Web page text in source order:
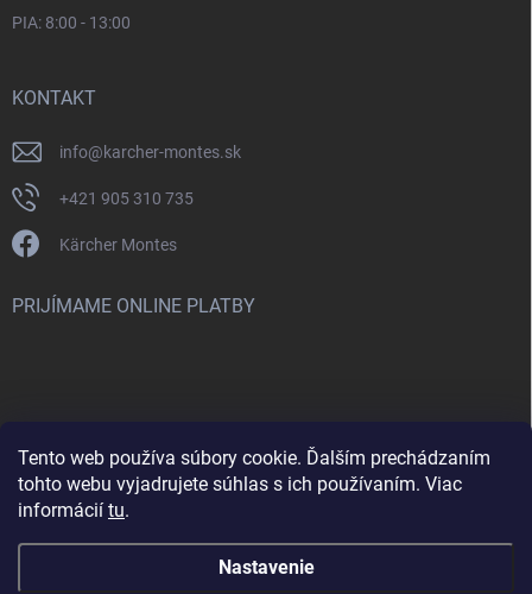
Tento web používa súbory cookie. Ďalším prechádzaním
tohto webu vyjadrujete súhlas s ich používaním. Viac
informácií tu.
Nastavenie
PIA: 8:00 - 13:00
KONTAKT
info@karcher-montes.sk
+421 905 310 735
Kärcher Montes
PRIJÍMAME ONLINE PLATBY
Nenašli ste čo ste hľadali? Máte záujem o inú značku? Skúste
navštíviť aj našu stránku Montclean.sk